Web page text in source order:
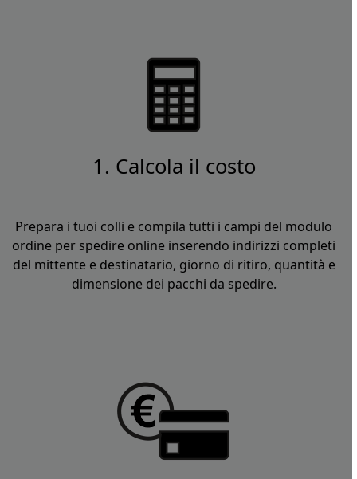
1. Calcola il costo
Prepara i tuoi colli e compila tutti i campi del modulo
ordine per spedire online inserendo indirizzi completi
del mittente e destinatario, giorno di ritiro, quantità e
dimensione dei pacchi da spedire.